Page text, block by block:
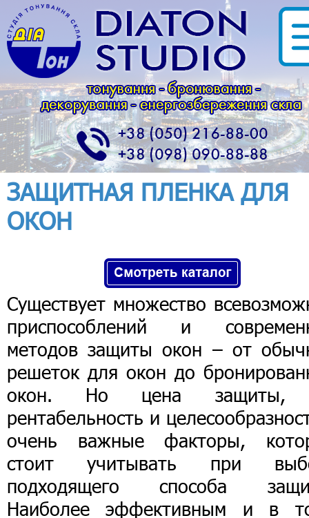
ЗАЩИТНАЯ ПЛЕНКА ДЛЯ
ОКОН
Существует множество
приспособлений и
методов защиты окон – от
решеток для окон до
окон. Но цена защиты,
рентабельность и
очень важные факторы,
стоит учитывать при
подходящего способа
Наиболее эффективным и в